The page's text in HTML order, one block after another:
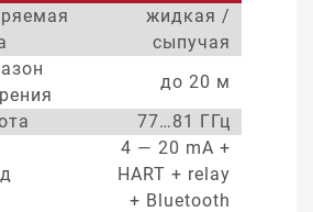
жидкая /
сыпучая
до 20 м
77…81 ГГц
4 — 20 mA +
HART + relay
+ Bluetooth